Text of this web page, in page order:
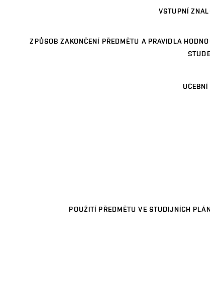
VSTUPNÍ
ZPŮSOB ZAKONČENÍ PŘEDMĚTU A PRAVIDLA
UČEBNÍ
POUŽITÍ PŘEDMĚTU VE STUDIJNÍCH